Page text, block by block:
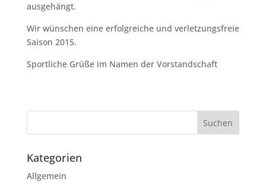
ausgehängt.
Wir wünschen eine erfolgreiche und verletzungsfreie
Saison 2015.
Sportliche Grüße im Namen der Vorstandschaft
Kategorien
Allgemein